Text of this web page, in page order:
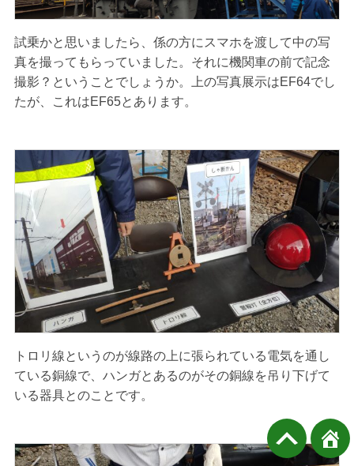
試乗かと思いましたら、係の方にスマホを渡して中の写
真を撮ってもらっていました。それに機関車の前で記念
撮影？ということでしょうか。上の写真展示はEF64でし
たが、これはEF65とあります。
トロリ線というのが線路の上に張られている電気を通し
ている銅線で、ハンガとあるのがその銅線を吊り下げて
いる器具とのことです。